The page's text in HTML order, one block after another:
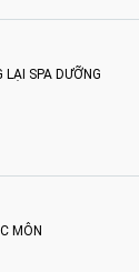
LẠI SPA DƯỠNG
MÔN